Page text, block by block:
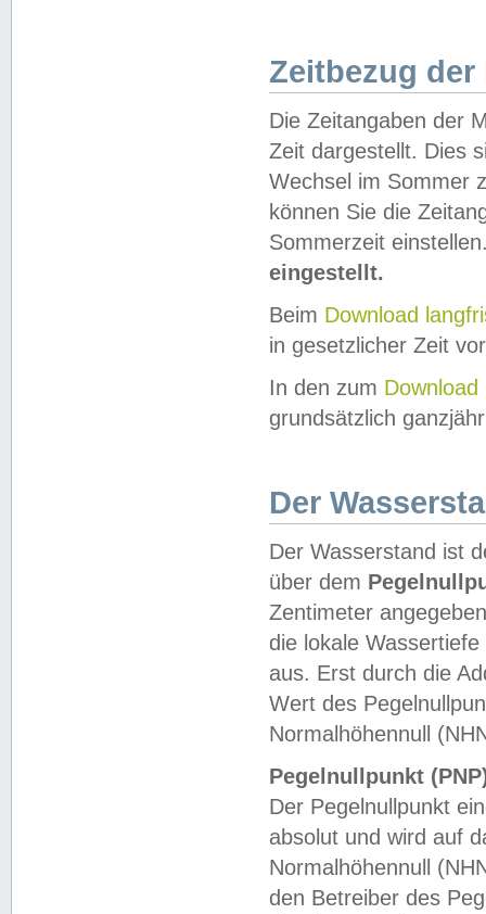
Zeitbezug der
Die Zeitangaben der
Zeit dargestellt. Dies
Wechsel im Sommer
können Sie die
Sommerzeit
eingestellt.
Beim Download
in gesetzlicher Zeit
In den zum Download
grundsätzlich
Der
Der Wasserstand ist
über dem
Zentimeter
die lokale
aus. Erst durch die
Wert des
Normalhöhennull
Pegelnullpunkt
Der Pegelnullpunkt
absolut und wird auf
Normalhöhennull
den Betreiber des